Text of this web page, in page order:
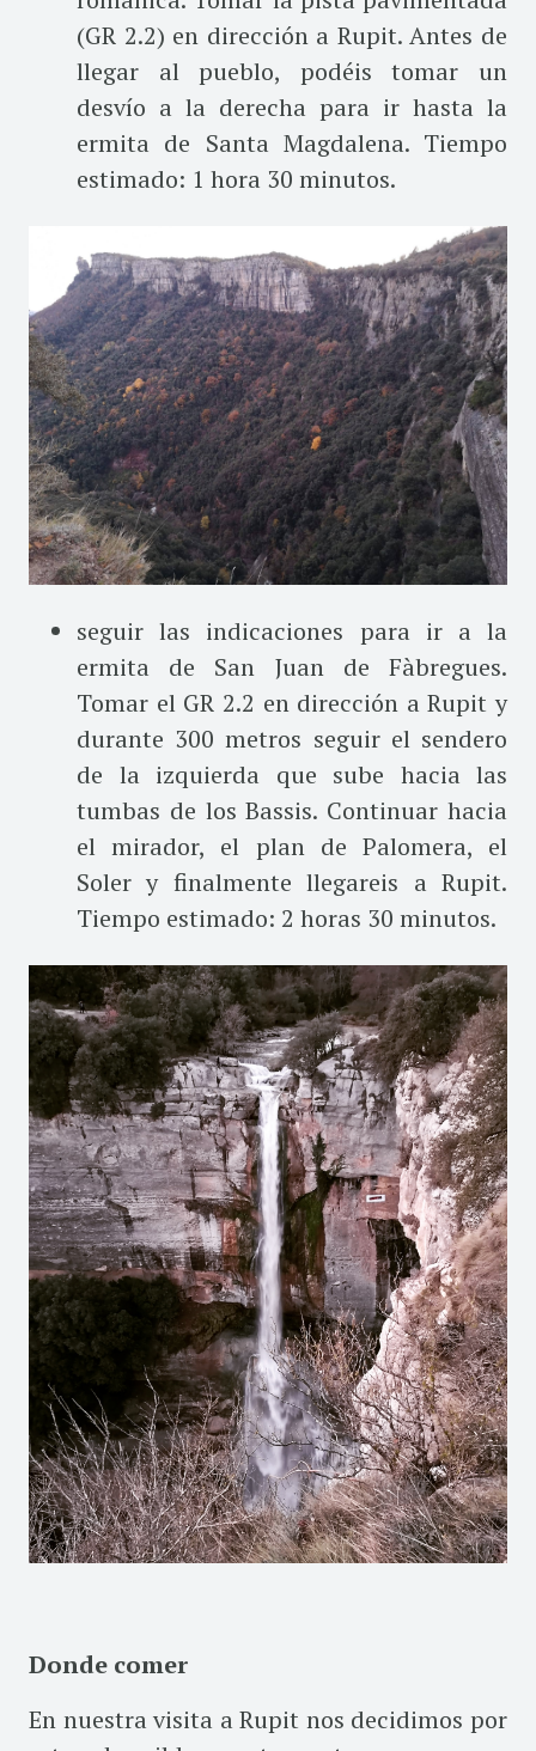
(GR 2.2) en dirección a Rupit. Antes de
llegar al pueblo, podéis tomar un
desvío a la derecha para ir hasta la
ermita de Santa Magdalena. Tiempo
estimado: 1 hora 30 minutos.
seguir las indicaciones para ir a la
ermita de San Juan de Fàbregues.
Tomar el GR 2.2 en dirección a Rupit y
durante 300 metros seguir el sendero
de la izquierda que sube hacia las
tumbas de los Bassis. Continuar hacia
el mirador, el plan de Palomera, el
Soler y finalmente llegareis a Rupit.
Tiempo estimado: 2 horas 30 minutos.
Donde comer
En nuestra visita a Rupit nos decidimos por